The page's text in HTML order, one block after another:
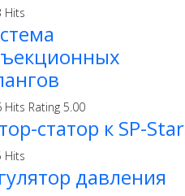
Hits
Hits Rating 5.00
статор к SP-Star
Hits
давления